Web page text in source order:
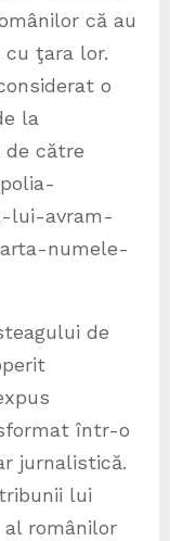
că au
ţara lor.
o
la
de către
lui-avram-
numele-
de
într-o
jurnalistică.
lui
românilor